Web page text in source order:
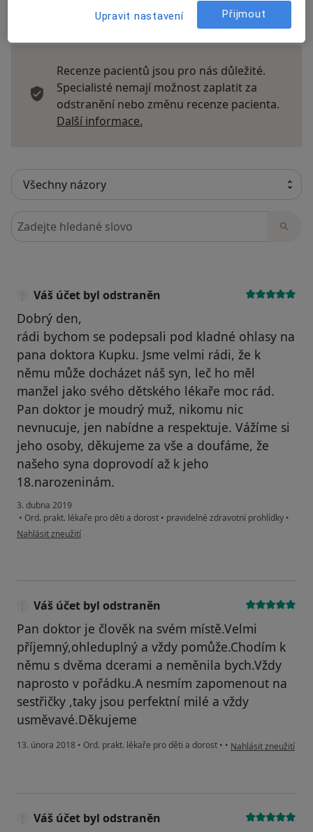
Recenze pacientů jsou pro nás důležité.
Specialisté nemají možnost zaplatit za
odstranění nebo změnu recenze pacienta.
Další informace.
Hledejte v názorech
Váš účet byl odstraněn
Dobrý den,
rádi bychom se podepsali pod kladné ohlasy na
pana doktora Kupku. Jsme velmi rádi, že k
němu může docházet náš syn, leč ho měl
manžel jako svého dětského lékaře moc rád.
Pan doktor je moudrý muž, nikomu nic
nevnucuje, jen nabídne a respektuje. Vážíme si
jeho osoby, děkujeme za vše a doufáme, že
našeho syna doprovodí až k jeho
18.narozeninám.
3. dubna 2019
• Ord. prakt. lékaře pro děti a dorost • pravidelné zdravotní prohlídky •
podle názoru uživatele Váš účet byl odstraněn
Nahlásit zneužití
Váš účet byl odstraněn
Pan doktor je člověk na svém místě.Velmi
příjemný,ohleduplný a vždy pomůže.Chodím k
němu s dvěma dcerami a neměnila bych.Vždy
naprosto v pořádku.A nesmím zapomenout na
sestřičky ,taky jsou perfektní milé a vždy
usměvavé.Děkujeme
13. února 2018 • Ord. prakt. lékaře pro děti a dorost • • podle názoru
Nahlásit zneužití
Váš účet byl odstraněn
Upravit nastavení Přijmout